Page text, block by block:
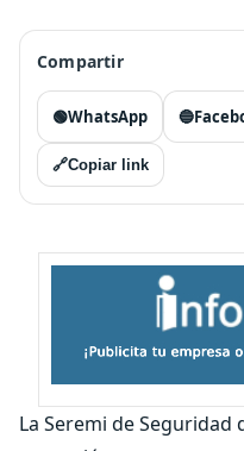
Compartir
🟢WhatsApp 🔵
🔗Copiar link
La Seremi de Seguridad